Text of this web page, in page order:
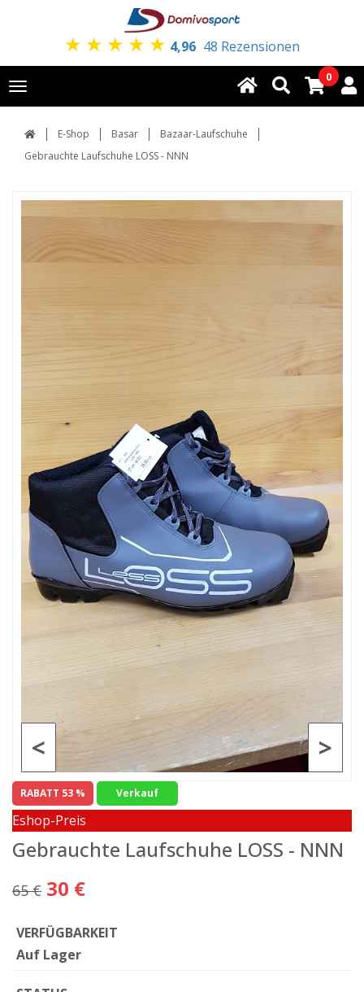
★ ★ ★ ★ ★ 4,96 48 Rezensionen
Toggle
navigation
0
E-Shop Basar
Bazaar-Laufschuhe
Gebrauchte Laufschuhe LOSS - NNN
>
<
RABATT 53 % Verkauf
Eshop-Preis
Gebrauchte Laufschuhe LOSS - NNN
65 € 30 €
VERFÜGBARKEIT
Auf Lager